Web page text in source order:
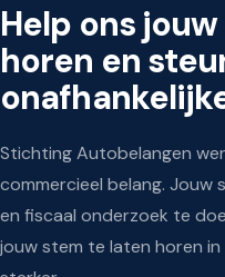
Help ons
horen en
Stichting Autobelangen
commercieel belang.
en fiscaal onderzoek te
jouw stem te laten horen in